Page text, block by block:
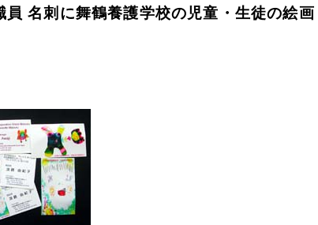
名刺に舞鶴養護学校の児童・生徒の絵画